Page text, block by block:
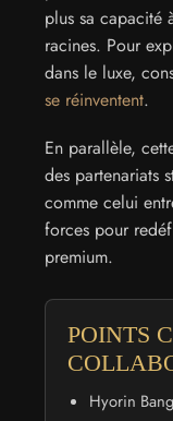
plus sa capacité
racines. Pour
dans le luxe,
se réinventent.
En parallèle,
des partenariats
comme celui
forces pour
premium.
POINTS
Hyorin